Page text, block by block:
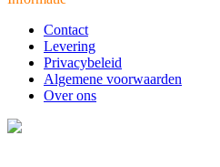
Contact
Levering
Privacybeleid
Algemene voorwaarden
Over ons